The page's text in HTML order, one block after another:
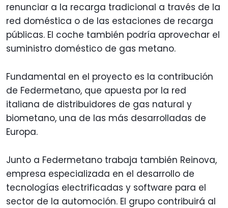
renunciar a la recarga tradicional a través de la
red doméstica o de las estaciones de recarga
públicas. El coche también podría aprovechar el
suministro doméstico de gas metano.
Fundamental en el proyecto es la contribución
de Federmetano, que apuesta por la red
italiana de distribuidores de gas natural y
biometano, una de las más desarrolladas de
Europa.
Junto a Federmetano trabaja también Reinova,
empresa especializada en el desarrollo de
tecnologías electrificadas y software para el
sector de la automoción. El grupo contribuirá al